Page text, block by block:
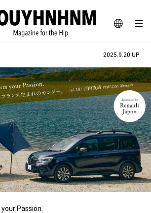
JA
EN
BLOG SNAP
ション、カルチャー、ライフスタイルWEBマガジン
#憧れの逸品
#古着サミット
#マイナーグッド図鑑
ん。 #MONTHLY JOURNAL
#フイナムのYouTube
#FOCUS IT #AH.H
#FASHION
2025.9.20 UP
Passion.